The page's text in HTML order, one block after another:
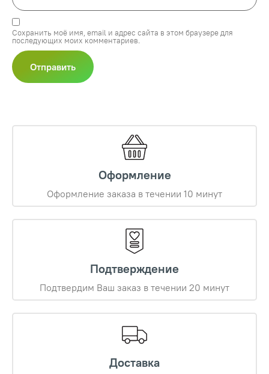
Сохранить моё имя, email и адрес сайта в этом браузере для
последующих моих комментариев.
Оформление
Оформление заказа в течении 10 минут
Подтверждение
Подтвердим Ваш заказ в течении 20 минут
Доставка